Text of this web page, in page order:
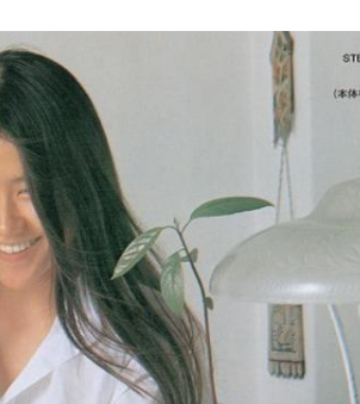
本
映像・音
楽
文具
雑貨
e